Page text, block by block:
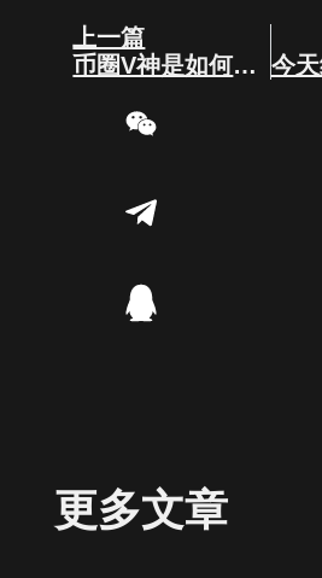
Prev
上一篇
币圈V神是如何打造以太坊的？
更多文章